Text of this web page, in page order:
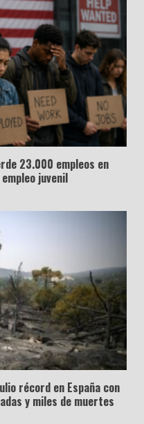
23.000 empleos en
juvenil
récord en España con
y miles de muertes